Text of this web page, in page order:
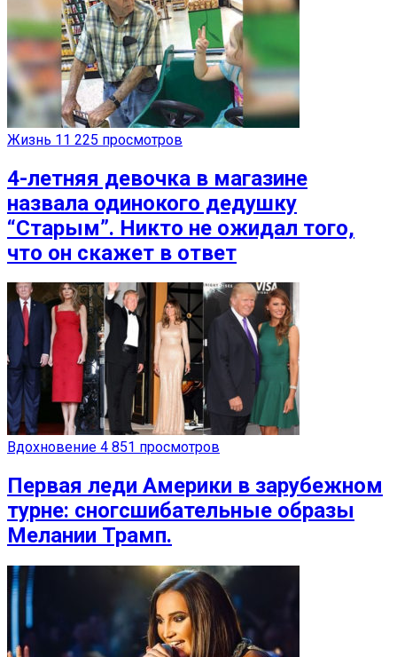
Жизнь 11 225 просмотров
4-летняя девочка в магазине
назвала одинокого дедушку
“Старым”. Никто не ожидал того,
что он скажет в ответ
Вдохновение 4 851 просмотров
Первая леди Америки в зарубежном
турне: сногсшибательные образы
Мелании Трамп.